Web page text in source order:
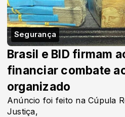
Segurança
Brasil e BID firmam
financiar combate
organizado
Anúncio foi feito na Cúpula
Justiça,